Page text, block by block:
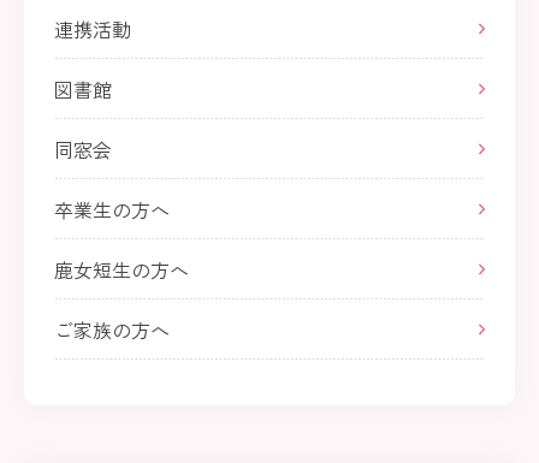
連携活動
図書館
同窓会
卒業生の方へ
鹿女短生の方へ
ご家族の方へ